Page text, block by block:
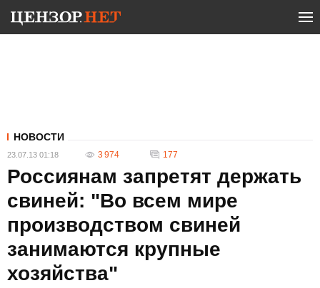
НОВОСТИ
23.07.13 01:18 3 974 177
Россиянам запретят держать
свиней: "Во всем мире
производством свиней
занимаются крупные
хозяйства"